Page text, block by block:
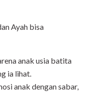
Ayah bisa
anak usia batita
ia lihat.
anak dengan sabar,